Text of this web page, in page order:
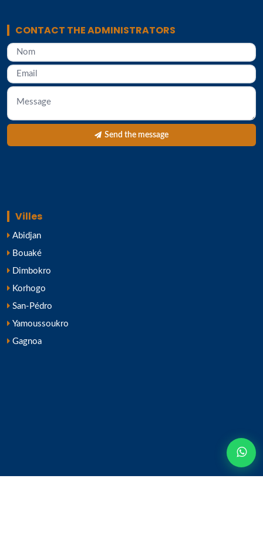
CONTACT THE ADMINISTRATORS
Send the message
Villes
Abidjan
Bouaké
Dimbokro
Korhogo
San-Pédro
Yamoussoukro
Gagnoa